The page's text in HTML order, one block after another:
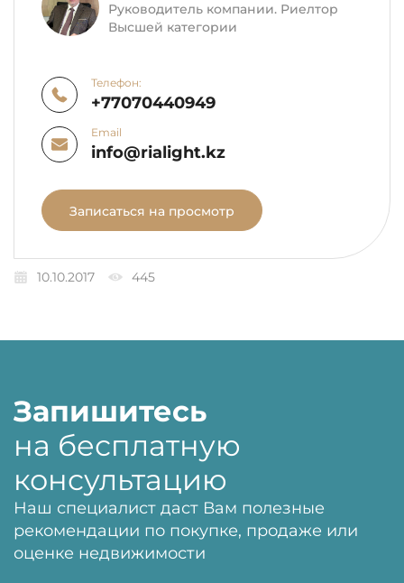
Руководитель компании. Риелтор
Высшей категории
Телефон:
+77070440949
Email
info@rialight.kz
Записаться на просмотр
10.10.2017 445
Запишитесь
на бесплатную
консультацию
Наш специалист даст Вам полезные
рекомендации по покупке, продаже или
оценке недвижимости